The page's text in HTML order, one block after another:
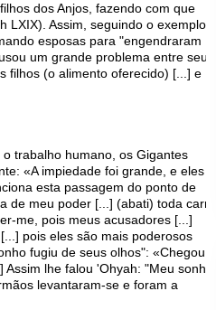
dos Anjos, fazendo com que
LXIX). Assim, seguindo o exemplo
esposas para "engendraram
um grande problema entre seus
filhos (o alimento oferecido) [...] e
trabalho humano, os Gigantes
«A impiedade foi grande, e eles
esta passagem do ponto de
meu poder [...] (abati) toda carne,
me, pois meus acusadores [...]
pois eles são mais poderosos
fugiu de seus olhos": «Chegou
lhe falou 'Ohyah: "Meu sonho
levantaram-se e foram a